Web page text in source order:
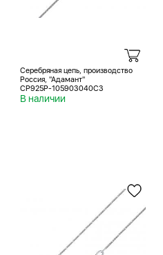
Серебряная цепь, производство
Россия, "Адамант"
СР925Р-105903040С3
В наличии